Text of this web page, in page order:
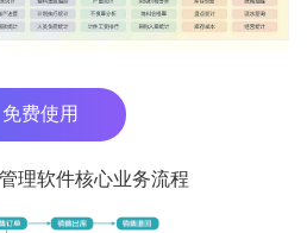
免费使用
理软件核心业务流程